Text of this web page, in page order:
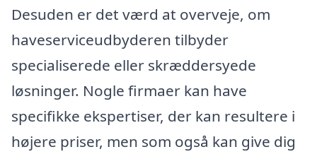
Desuden er det værd at overveje, om
haveserviceudbyderen tilbyder
specialiserede eller skræddersyede
løsninger. Nogle firmaer kan have
specifikke ekspertiser, der kan resultere i
højere priser, men som også kan give dig